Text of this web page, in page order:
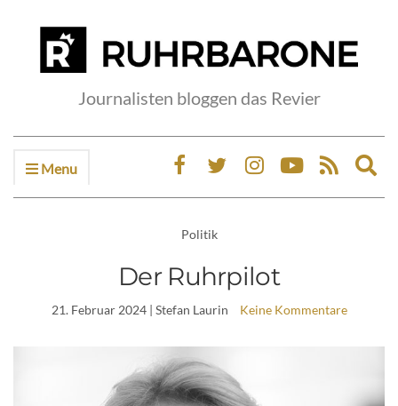
Journalisten bloggen das Revier
Menu
Politik
Der Ruhrpilot
21. Februar 2024| Stefan Laurin Keine Kommentare